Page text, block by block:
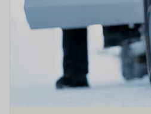
путешествий
жители
Эстонии
обращают
основное
внимание